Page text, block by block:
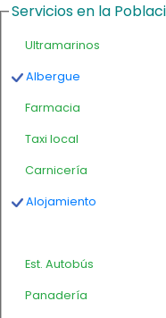
Servicios en la
Ultramarinos
Albergue
Farmacia
Taxi local
Carnicería
Alojamiento
Est. Autobús
Panadería